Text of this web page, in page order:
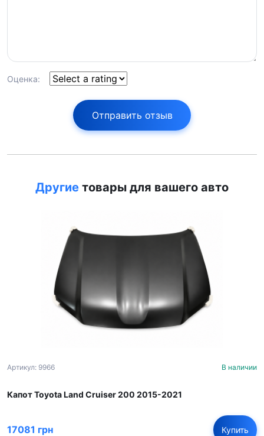
Оценка:
Отправить отзыв
Другие товары для вашего авто
Артикул: 9966 В наличии
Капот Toyota Land Cruiser 200 2015-2021
17081 грн Купить